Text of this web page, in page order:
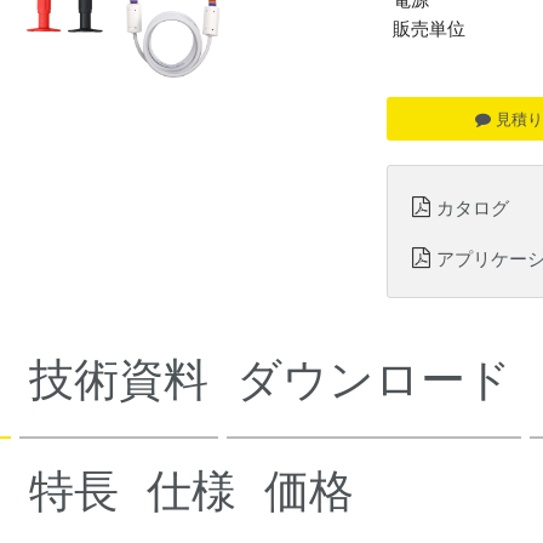
販売単位
見積
カタログ
アプリケー
技術資料 ダウンロード
特長 仕様 価格